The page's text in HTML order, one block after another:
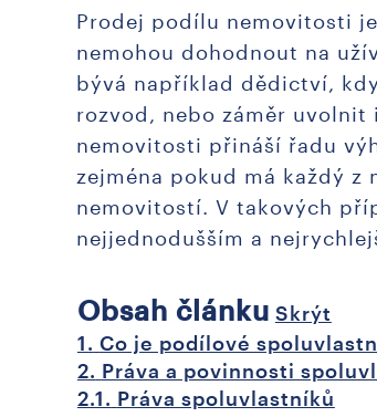
Prodej podílu nemovitosti
nemohou dohodnout na
bývá například dědictví,
rozvod, nebo záměr
nemovitosti přináší řadu
zejména pokud má každý
nemovitostí. V takových
nejjednodušším a
Obsah článku Skrýt
1. Co je podílové
2. Práva a povinnosti
2.1. Práva spoluvlastníků